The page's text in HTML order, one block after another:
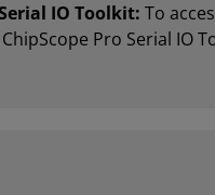
IO Toolkit: To
Pro Serial IO